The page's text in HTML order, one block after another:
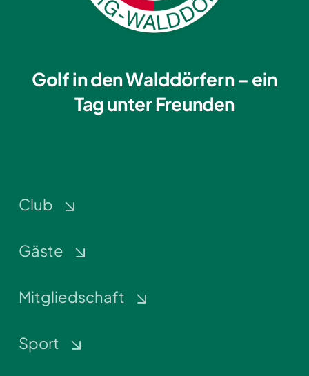
Golf in den Walddörfern – ein
Tag unter Freunden
Club
Gäste
Mitgliedschaft
Sport